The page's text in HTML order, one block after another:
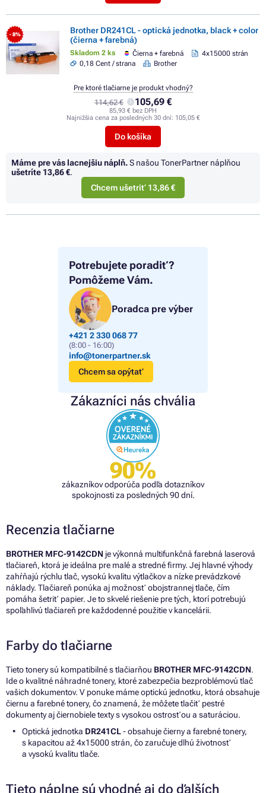
Potrebujete poradiť?
Pomôžeme Vám.
Poradca pre výber
+421 2 330 068 77
(8:00 - 16:00)
info@tonerpartner.sk
Chcem sa opýtať
Zákazníci nás chvália
90%
zákazníkov odporúča podľa dotazníkov
spokojnosti za posledných 90 dní.
- 8%
Brother DR241CL - optická jednotka, black + color
(čierna + farebná)
Skladom 2 ks Čierna + farebná
4x15000 strán
0,18 Cent / strana
Brother
114,62 € 105,69 €
85,93 € bez DPH
Najnižšia cena za posledných 30 dní: 105,05 €
Do košíka
Pre ktoré tlačiarne je produkt vhodný?
Máme pre vás lacnejšiu náplň.S našou TonerPartner náplňou
ušetríte 13,86 €.
Chcem ušetriť 13,86 €
Recenzia tlačiarne
BROTHER MFC-9142CDN je výkonná multifunkčná farebná laserová
tlačiareň, ktorá je ideálna pre malé a stredné firmy. Jej hlavné výhody
zahŕňajú rýchlu tlač, vysokú kvalitu výtlačkov a nízke prevádzkové
náklady. Tlačiareň ponúka aj možnosť obojstrannej tlače, čím
pomáha šetriť papier. Je to skvelé riešenie pre tých, ktorí potrebujú
spoľahlivú tlačiareň pre každodenné použitie v kancelárii.
Farby do tlačiarne
Tieto tonery sú kompatibilné s tlačiarňou BROTHER MFC-9142CDN.
Ide o kvalitné náhradné tonery, ktoré zabezpečia bezproblémovú tlač
vašich dokumentov. V ponuke máme optickú jednotku, ktorá obsahuje
čiernu a farebné tonery, čo znamená, že môžete tlačiť pestré
dokumenty aj čiernobiele texty s vysokou ostrosťou a saturáciou.
Optická jednotka DR241CL- obsahuje čierny a farebné tonery,
s kapacitou až 4x15000 strán, čo zaručuje dlhú životnosť
a vysokú kvalitu tlače.
Tieto náplne sú vhodné aj do ďalších